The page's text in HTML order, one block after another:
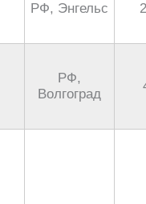
РФ, Энгельс
РФ,
Волгоград